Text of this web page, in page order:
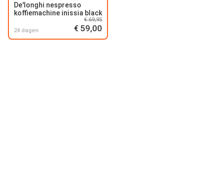
De'longhi nespresso
koffiemachine inissia black
24 dagen
€ 69,95
€ 59,00